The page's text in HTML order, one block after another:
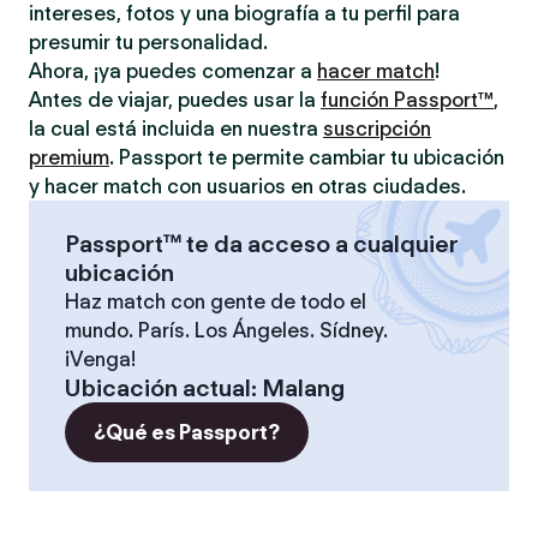
intereses, fotos y una biografía a tu perfil para
presumir tu personalidad.
Ahora, ¡ya puedes comenzar a hacer match!
Antes de viajar, puedes usar la función Passport™,
la cual está incluida en nuestra suscripción
premium. Passport te permite cambiar tu ubicación
y hacer match con usuarios en otras ciudades.
Passport™ te da acceso a cualquier
ubicación
Haz match con gente de todo el
mundo. París. Los Ángeles. Sídney.
¡Venga!
Ubicación actual: Malang
¿Qué es Passport?